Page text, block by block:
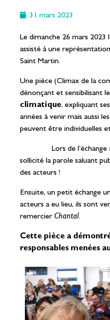
31 mars 2023
Le dimanche 26 mars 2023
assisté à une
Saint Martin.
Une pièce (Climax de la
dénonçant et sensibilisant
climatique, expliquant
années à venir mais aussi
peuvent être individuelles
Lors de l’échange
sollicité la parole saluant
des acteurs !
Ensuite, un petit échange
acteurs a eu lieu, ils sont
remercier Chantal.
Cette pièce a
responsables menées